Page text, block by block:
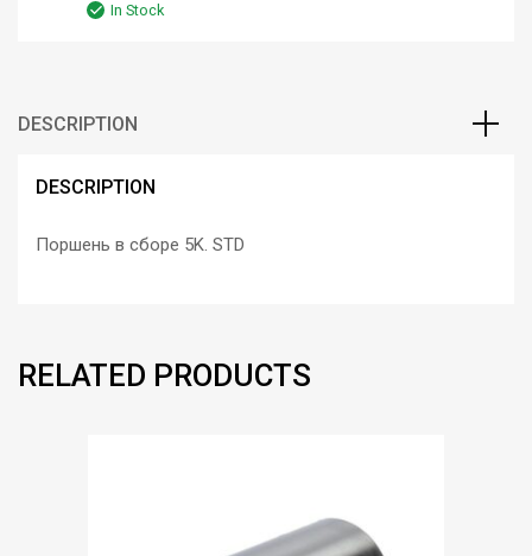
In Stock
DESCRIPTION
DESCRIPTION
Поршень в сборе 5K. STD
RELATED PRODUCTS